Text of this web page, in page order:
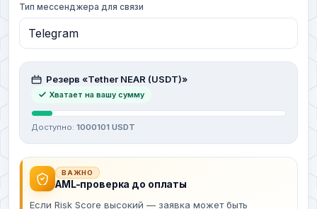
Тип мессенджера для связи
Резерв «Tether NEAR (USDT)»
Хватает на вашу сумму
Доступно: 1000101 USDT
ВАЖНО
AML-проверка до оплаты
Если Risk Score высокий — заявка может быть